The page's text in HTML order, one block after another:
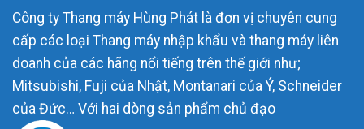
Công ty Thang máy Hùng Phát là đơn vị chuyên cung
cấp các loại Thang máy nhập khẩu và thang máy liên
doanh của các hãng nổi tiếng trên thế giới như;
Mitsubishi, Fuji của Nhật, Montanari của Ý, Schneider
của Đức… Với hai dòng sản phẩm chủ đạo